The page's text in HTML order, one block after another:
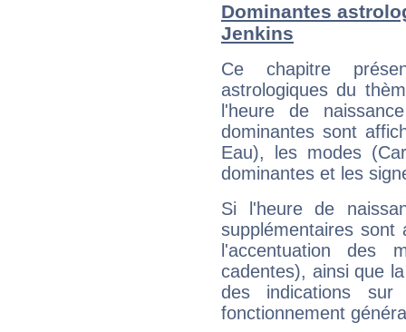
Dominantes
Jenkins
Ce chapitre
astrologiques du
l'heure de
dominantes sont
Eau), les modes
dominantes et les
Si l'heure de
supplémentaires sont
l'accentuation des
cadentes), ainsi que
des indications sur
fonctionnement